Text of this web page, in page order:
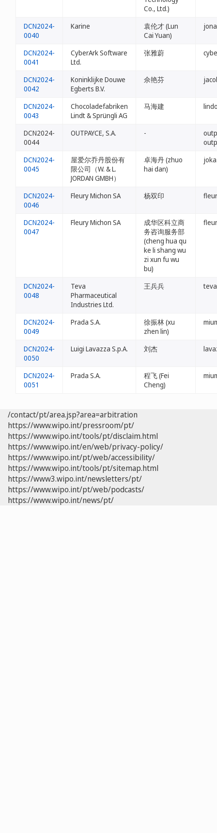
Co., Ltd.)
DCN2024-
0040
Karine
袁伦才 (Lun
Cai Yuan)
DCN2024-
0041
CyberArk Software
Ltd.
张雅蔚
DCN2024-
0042
Koninklijke Douwe
Egberts B.V.
佘艳芬
DCN2024-
0043
Chocoladefabriken
Lindt & Sprüngli AG
马海建
DCN2024-
0044
OUTPAYCE, S.A. -
DCN2024-
0045
屋爱尔乔丹股份有
限公司（W. & L.
JORDAN GMBH）
卓海丹 (zhuo
hai dan)
DCN2024-
0046
Fleury Michon SA 杨双印
DCN2024-
0047
Fleury Michon SA
成华区科立商
务咨询服务部
(cheng hua qu
ke li shang wu
zi xun fu wu
bu)
DCN2024-
0048
Teva
Pharmaceutical
Industries Ltd.
王兵兵
DCN2024-
0049
Prada S.A.
徐振林 (xu
zhen lin)
DCN2024-
0050
Luigi Lavazza S.p.A. 刘杰
DCN2024-
0051
Prada S.A.
程飞 (Fei
Cheng)
/contact/pt/area.jsp?area=arbitration
https://www.wipo.int/pressroom/pt/
https://www.wipo.int/tools/pt/disclaim.html
https://www.wipo.int/en/web/privacy-policy/
https://www.wipo.int/pt/web/accessibility/
https://www.wipo.int/tools/pt/sitemap.html
https://www3.wipo.int/newsletters/pt/
https://www.wipo.int/pt/web/podcasts/
https://www.wipo.int/news/pt/